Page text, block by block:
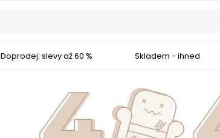
Doprodej: slevy až 60 % Skladem - ihned